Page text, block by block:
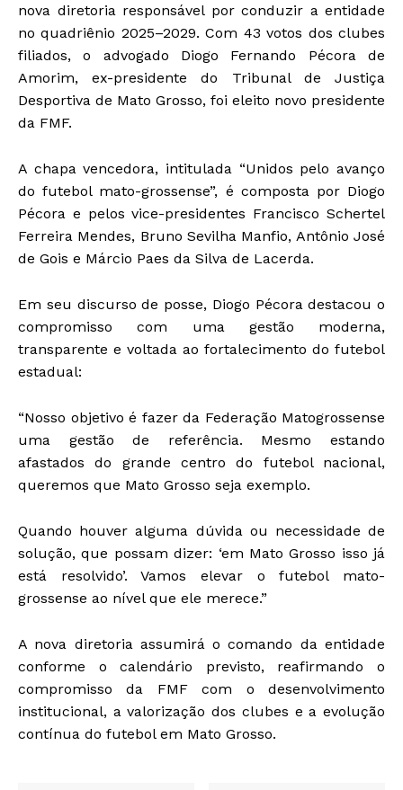
nova diretoria responsável por conduzir a entidade
no quadriênio 2025–2029. Com 43 votos dos clubes
filiados, o advogado Diogo Fernando Pécora de
Amorim, ex-presidente do Tribunal de Justiça
Desportiva de Mato Grosso, foi eleito novo presidente
da FMF.
A chapa vencedora, intitulada “Unidos pelo avanço
do futebol mato-grossense”, é composta por Diogo
Pécora e pelos vice-presidentes Francisco Schertel
Ferreira Mendes, Bruno Sevilha Manfio, Antônio José
de Gois e Márcio Paes da Silva de Lacerda.
Em seu discurso de posse, Diogo Pécora destacou o
compromisso com uma gestão moderna,
transparente e voltada ao fortalecimento do futebol
estadual:
“Nosso objetivo é fazer da Federação Matogrossense
uma gestão de referência. Mesmo estando
afastados do grande centro do futebol nacional,
queremos que Mato Grosso seja exemplo.
Quando houver alguma dúvida ou necessidade de
solução, que possam dizer: ‘em Mato Grosso isso já
está resolvido’. Vamos elevar o futebol mato-
grossense ao nível que ele merece.”
A nova diretoria assumirá o comando da entidade
conforme o calendário previsto, reafirmando o
compromisso da FMF com o desenvolvimento
institucional, a valorização dos clubes e a evolução
contínua do futebol em Mato Grosso.